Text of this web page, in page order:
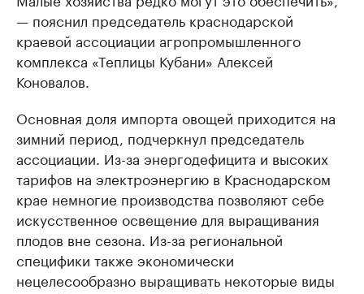
— пояснил председатель краснодарской
краевой ассоциации агропромышленного
комплекса «Теплицы Кубани» Алексей
Коновалов.
Основная доля импорта овощей приходится на
зимний период, подчеркнул председатель
ассоциации. Из-за энергодефицита и высоких
тарифов на электроэнергию в Краснодарском
крае немногие производства позволяют себе
искусственное освещение для выращивания
плодов вне сезона. Из-за региональной
специфики также экономически
нецелесообразно выращивать некоторые виды